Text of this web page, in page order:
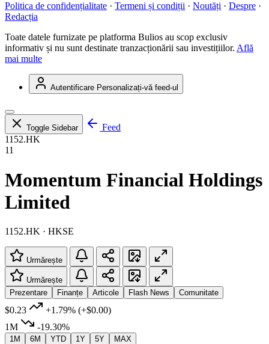
Politica de confidențialitate · Termeni și condiții · Noutăți · Despre ·
Redacția
Toate datele furnizate pe platforma Bulios au scop exclusiv
informativ și nu sunt destinate tranzacționării sau investițiilor. Află
mai multe
Autentificare Personalizați-vă feed-ul
Toggle Sidebar
Feed
1152.HK
11
Momentum Financial Holdings
Limited
1152.HK · HKSE
Urmărește
Urmărește
Prezentare
Finanțe Articole Flash News Comunitate
$0.23 +1.79% (+$0.00)
1M
-19.30%
1M 6M YTD 1Y 5Y MAX